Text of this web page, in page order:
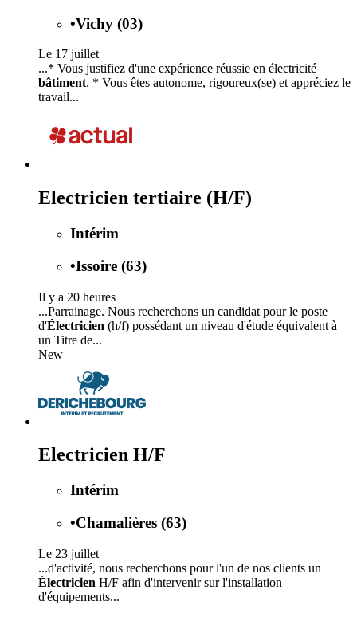
•Vichy (03)
Le 17 juillet
...* Vous justifiez d'une expérience réussie en électricité
bâtiment. * Vous êtes autonome, rigoureux(se) et appréciez le
travail...
Electricien tertiaire (H/F)
Intérim
•Issoire (63)
Il y a 20 heures
...Parrainage. Nous recherchons un candidat pour le poste
d'Électricien (h/f) possédant un niveau d'étude équivalent à
un Titre de...
New
Electricien H/F
Intérim
•Chamalières (63)
Le 23 juillet
...d'activité, nous recherchons pour l'un de nos clients un
Électricien H/F afin d'intervenir sur l'installation
d'équipements...